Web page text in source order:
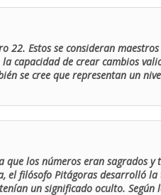
22. Estos se consideran
capacidad de crear cambios
se cree que representan un
que los números eran sagrados y
el filósofo Pitágoras desarrolló
un significado oculto. Según